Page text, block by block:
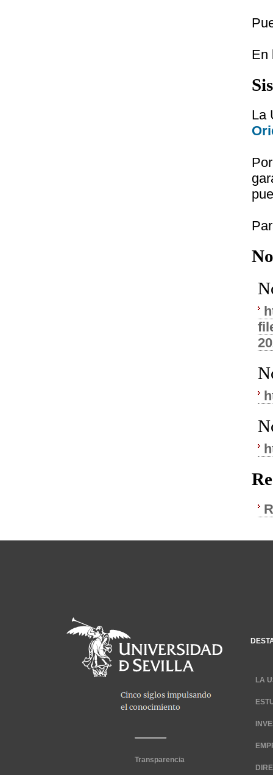
En
La
Transparencia
LA